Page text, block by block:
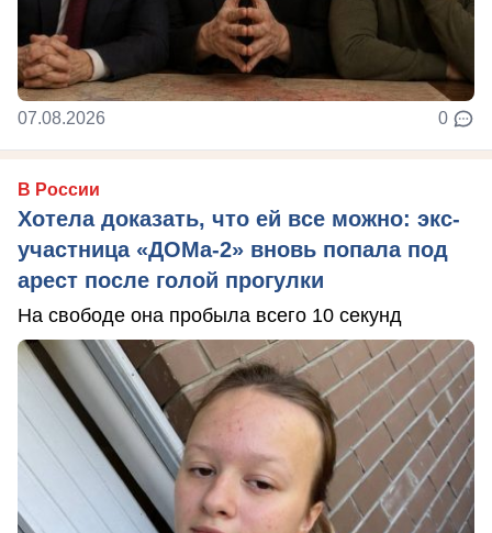
07.08.2026 0
В России
Хотела доказать, что ей все можно: экс-
участница «ДОМа-2» вновь попала под
арест после голой прогулки
На свободе она пробыла всего 10 секунд